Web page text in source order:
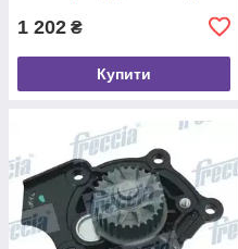
1 202 ₴
Купити